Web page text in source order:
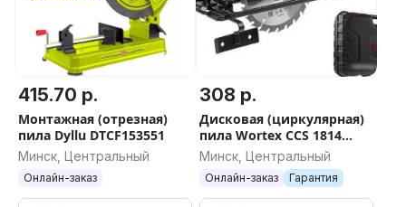
415.70 р.
Монтажная (отрезная)
пила Dyllu DTCF153551
Минск, Центральный
Онлайн-заказ
308 р.
Дисковая (циркулярная)
пила Wortex CCS 1814
0329268 (без АКБ)
Минск, Центральный
Онлайн-заказ Гарантия